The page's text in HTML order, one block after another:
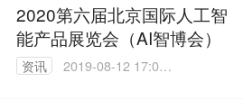
2020第六届北京国际人工智
能产品展览会（AI智博会）
资讯
2019-08-12 17:03: